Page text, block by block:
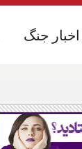
اخبار جنگ
اخبار جنگ